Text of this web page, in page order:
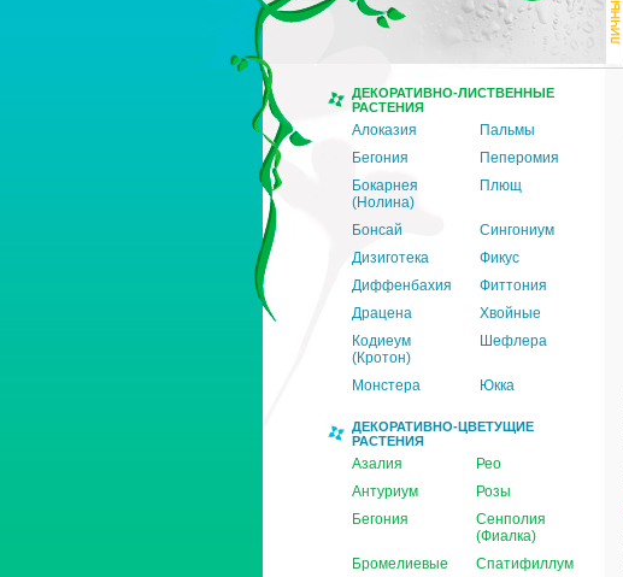
ДЕКОРАТИВНО-ЛИСТВЕННЫЕ
РАСТЕНИЯ
Алоказия
Пальмы
Бегония
Пеперомия
Бокарнея
(Нолина)
Плющ
Бонсай
Сингониум
Дизиготека
Фикус
Диффенбахия
Фиттония
Драцена
Хвойные
Кодиеум
(Кротон)
Шефлера
Монстера Юкка
ДЕКОРАТИВНО-ЦВЕТУЩИЕ
РАСТЕНИЯ
Азалия
Рео
Антуриум
Розы
Бегония
Сенполия
(Фиалка)
Бромелиевые
Спатифиллум